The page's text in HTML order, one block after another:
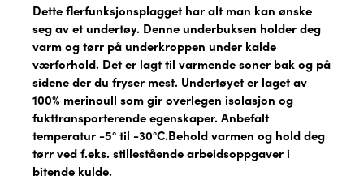
Dette flerfunksjonsplagget har alt man kan ønske
seg av et undertøy. Denne underbuksen holder deg
varm og tørr på underkroppen under kalde
værforhold. Det er lagt til varmende soner bak og på
sidene der du fryser mest. Undertøyet er laget av
100% merinoull som gir overlegen isolasjon og
fukttransporterende egenskaper. Anbefalt
temperatur -5° til -30°C.Behold varmen og hold deg
tørr ved f.eks. stillestående arbeidsoppgaver i
bitende kulde.